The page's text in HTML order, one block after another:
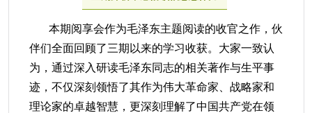
本期阅享会作为毛泽东主题阅读的收官之作， 伙
伴们全面回顾了三期以来的学习收获。大家一致认
为，通过深入研读毛泽东同志的相关著作与生平事
迹，不仅深刻领悟了其作为伟大革命家、战略家和
理论家的卓越智慧，更深刻理解了中国共产党在领